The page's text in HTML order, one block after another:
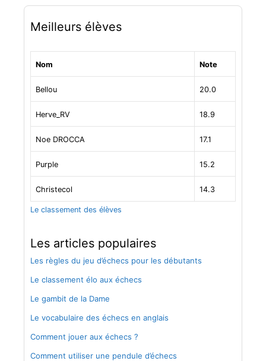
a
Meilleurs élèves
Nom Note
Bellou 20.0
Herve_RV 18.9
Noe DROCCA 17.1
Purple 15.2
Christecol 14.3
Le classement des élèves
Les articles populaires
Les règles du jeu d’échecs pour les débutants
Le classement élo aux échecs
Le gambit de la Dame
Le vocabulaire des échecs en anglais
Comment jouer aux échecs ?
Comment utiliser une pendule d’échecs